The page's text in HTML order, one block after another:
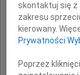
skontaktuj się
zakresu
kierowany.
Prywatności
Poprzez